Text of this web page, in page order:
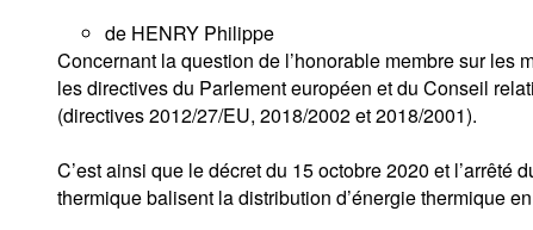
de HENRY Philippe
Concernant la question de l’honorable membre sur les
les directives du Parlement européen et du Conseil
(directives 2012/27/EU, 2018/2002 et 2018/2001).
C’est ainsi que le décret du 15 octobre 2020 et
thermique balisent la distribution d’énergie thermique